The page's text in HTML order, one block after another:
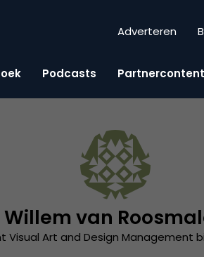
Adverteren
Podcasts Partnercontent
Willem van
Visual Art and Design Management